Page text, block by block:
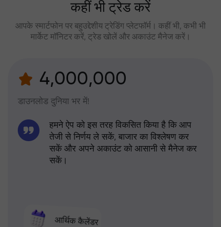
कहीं भी ट्रेड करें
आपके स्मार्टफोन पर बहुउद्देशीय ट्रेडिंग प्लेटफॉर्म। कहीं भी, कभी भी
मार्केट मॉनिटर करें, ट्रेड खोलें और अकाउंट मैनेज करें।
4,000,000
डाउनलोड दुनिया भर में!
आर्थिक कैलेंडर
हमने ऐप को इस तरह विकसित किया है कि आप
तेजी से निर्णय ले सकें, बाजार का विश्लेषण कर
सकें और अपने अकाउंट को आसानी से मैनेज कर
सकें।